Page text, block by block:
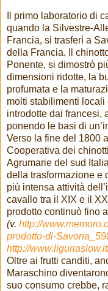
Il primo laboratorio di
quando la Silvestre-
Francia, si trasferì a
della Francia. Il
Ponente, si dimostrò
dimensioni ridotte, la
profumata e la
molti stabilimenti
introdotte dai francesi,
ponendo le basi di
Verso la fine del 1800
Cooperativa dei
Agrumarie del sud
della trasformazione e
più intensa attività
cavallo tra il XIX e il
prodotto continuò fino
(v. http://
prodotto-di-
http://
Oltre ai frutti canditi,
Maraschino
suo consumo crebbe,